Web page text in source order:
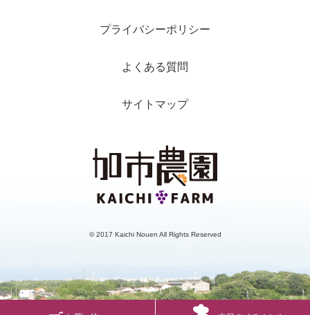
プライバシーポリシー
よくある質問
サイトマップ
© 2017 Kaichi Nouen All Rights Reserved